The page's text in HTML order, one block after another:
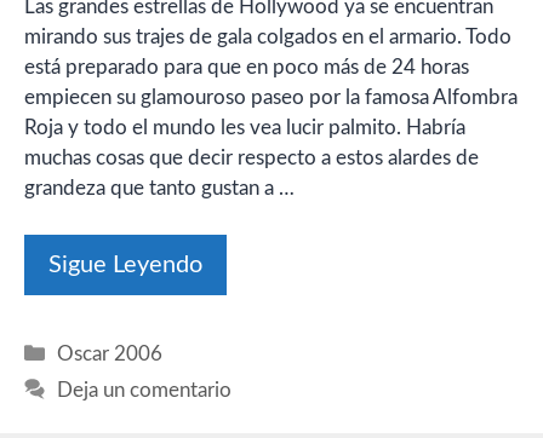
Las grandes estrellas de Hollywood ya se encuentran
mirando sus trajes de gala colgados en el armario. Todo
está preparado para que en poco más de 24 horas
empiecen su glamouroso paseo por la famosa Alfombra
Roja y todo el mundo les vea lucir palmito. Habría
muchas cosas que decir respecto a estos alardes de
grandeza que tanto gustan a …
Sigue Leyendo
Categorías
Oscar 2006
Deja un comentario